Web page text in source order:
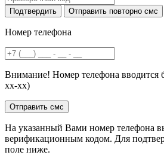
Номер телефона
Внимание! Номер телефона вводится
хх-хх)
На указанный Вами номер телефона
верификационным кодом. Для
поле ниже.